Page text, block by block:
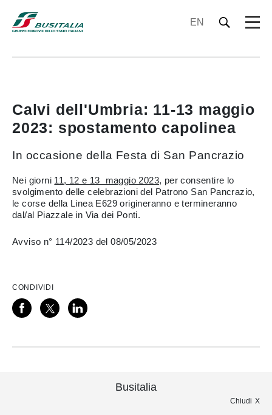
EN
Calvi dell'Umbria: 11-13 maggio
2023: spostamento capolinea
In occasione della Festa di San Pancrazio
Nei giorni 11, 12 e 13 maggio 2023, per consentire lo
svolgimento delle celebrazioni del Patrono San Pancrazio,
le corse della Linea E629 origineranno e termineranno
dal/al Piazzale in Via dei Ponti.
Avviso n° 114/2023 del 08/05/2023
CONDIVIDI
Busitalia
Chiudi